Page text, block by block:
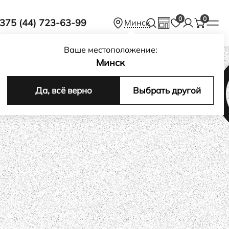
(44) 723-63-99 Минск 0 0
Ваше местоположение:
Минск
Да, всё верно Выбрать другой